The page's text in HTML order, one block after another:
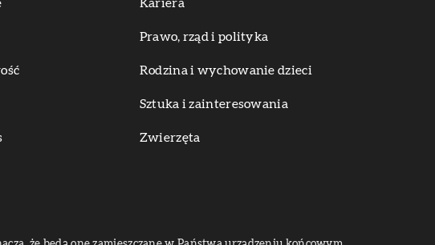
Kariera
Prawo, rząd i polityka
Rodzina i wychowanie dzieci
Sztuka i zainteresowania
Zwierzęta